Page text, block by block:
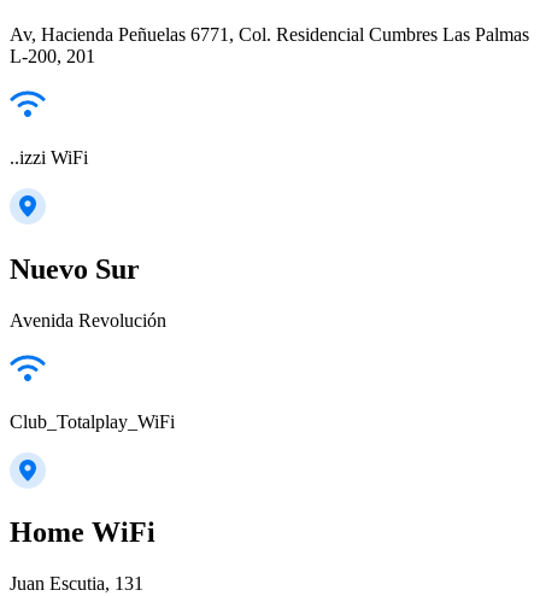
Av, Hacienda Peñuelas 6771, Col. Residencial Cumbres Las Palmas
L-200, 201
..izzi WiFi
Nuevo Sur
Avenida Revolución
Club_Totalplay_WiFi
Home WiFi
Juan Escutia, 131